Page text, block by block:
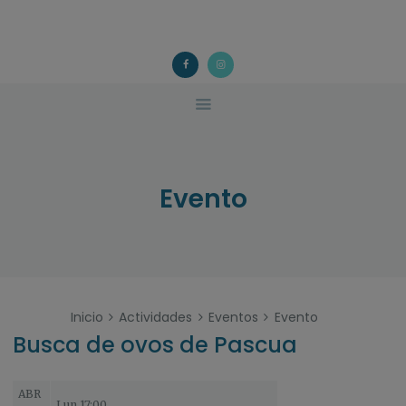
Evento
Inicio Actividades Eventos Evento
ACOUGO
Asociación galega de familias de acollida
QUÉ FACEMOS?
ACTIVIDADES
Busca de ovos de Pascua
ABR